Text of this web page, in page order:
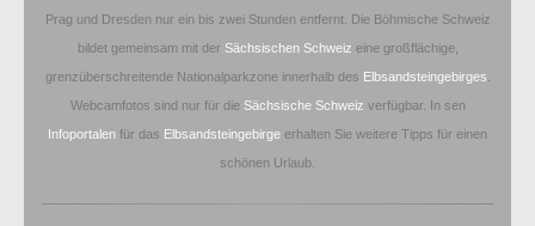
Prag und Dresden nur ein bis zwei Stunden entfernt. Die Böhmische Schweiz
bildet gemeinsam mit der Sächsischen Schweiz eine großflächige,
grenzüberschreitende Nationalparkzone innerhalb des Elbsandsteingebirges
Webcamfotos sind nur für die Sächsische Schweiz verfügbar. In sen
Infoportalen für das Elbsandsteingebirge erhalten Sie weitere Tipps für einen
schönen Urlaub.